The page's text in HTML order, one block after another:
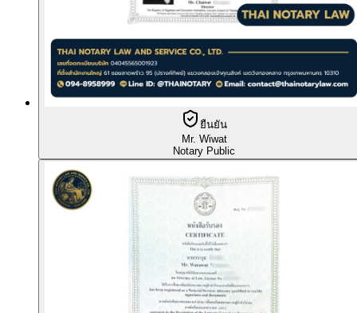
ยืนยัน
Mr. Wiwat
Notary Public